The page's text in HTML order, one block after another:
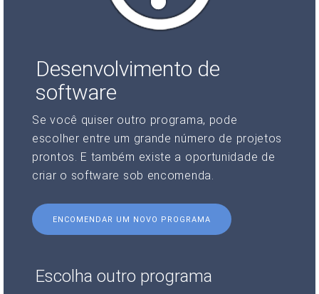
Desenvolvimento de
software
Se você quiser outro programa, pode
escolher entre um grande número de projetos
prontos. E também existe a oportunidade de
criar o software sob encomenda.
ENCOMENDAR UM NOVO PROGRAMA
Escolha outro programa